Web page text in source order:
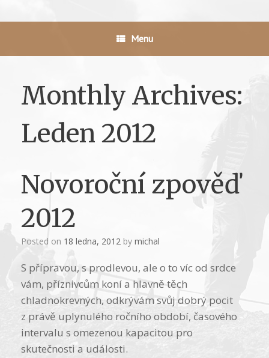
Menu
Monthly Archives:
Leden 2012
Novoroční zpověď
2012
Posted on 18 ledna, 2012 by michal
S přípravou, s prodlevou, ale o to víc od srdce
vám, příznivcům koní a hlavně těch
chladnokrevných, odkrývám svůj dobrý pocit
z právě uplynulého ročního období, časového
intervalu s omezenou kapacitou pro
skutečnosti a události.